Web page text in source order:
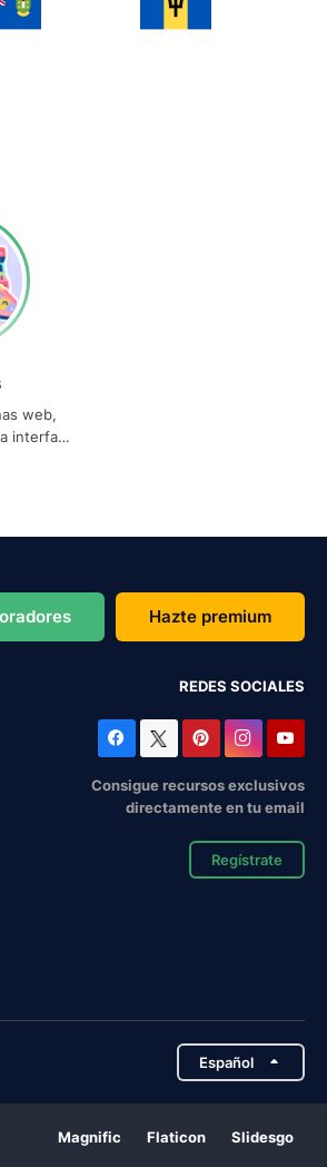
web,
interfaz
Hazte premium
REDES SOCIALES
Consigue recursos exclusivos
directamente en tu email
Regístrate
Español
Magnific Flaticon Slidesgo